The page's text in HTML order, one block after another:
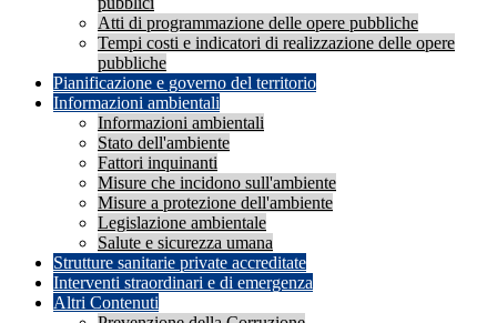
Atti di programmazione delle opere pubbliche
Tempi costi e indicatori di realizzazione delle opere
pubbliche
Pianificazione e governo del territorio
Informazioni ambientali
Informazioni ambientali
Stato dell'ambiente
Fattori inquinanti
Misure che incidono sull'ambiente
Misure a protezione dell'ambiente
Legislazione ambientale
Salute e sicurezza umana
Strutture sanitarie private accreditate
Interventi straordinari e di emergenza
Altri Contenuti